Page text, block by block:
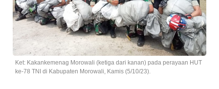
Ket: Kakankemenag Morowali (ketiga dari kanan) pada perayaan HUT
ke-78 TNI di Kabupaten Morowali, Kamis (5/10/23).